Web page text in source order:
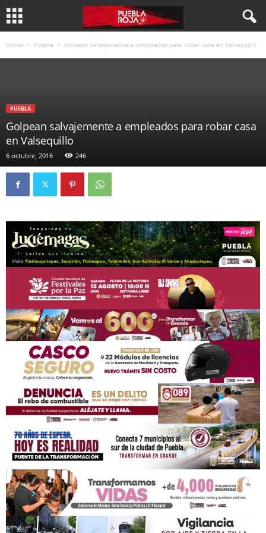
Home Puebla Golpean salvajemente a empleados para robar casa en Valsequillo
PUEBLA
Golpean salvajemente a empleados para robar casa
en Valsequillo
6 octubre, 2016 246